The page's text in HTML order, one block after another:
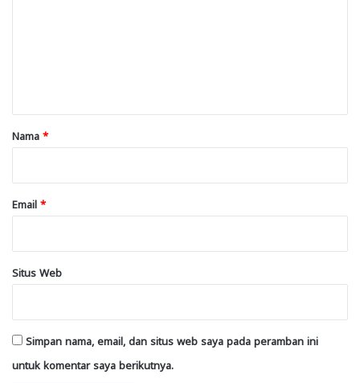
rNama *
Email *
Situs Web
Simpan nama, email, dan situs web saya pada peramban ini
untuk komentar saya berikutnya.